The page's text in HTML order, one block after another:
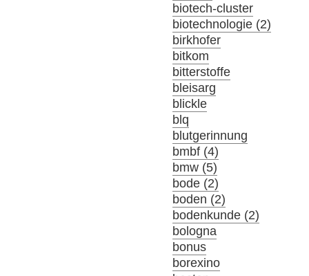
biotech-cluster
biotechnologie (2)
birkhofer
bitkom
bitterstoffe
bleisarg
blickle
blq
blutgerinnung
bmbf (4)
bmw (5)
bode (2)
boden (2)
bodenkunde (2)
bologna
bonus
borexino